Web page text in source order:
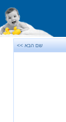
שם הבא >>